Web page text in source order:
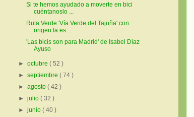
Si te hemos ayudado a moverte en bici
cuéntanoslo ...
Ruta Verde 'Vía Verde del Tajuña' con
origen la es...
'Las bicis son para Madrid' de Isabel Díaz
Ayuso
►octubre( 52 )
►septiembre( 74 )
►agosto( 42 )
►julio( 32 )
►junio( 40 )